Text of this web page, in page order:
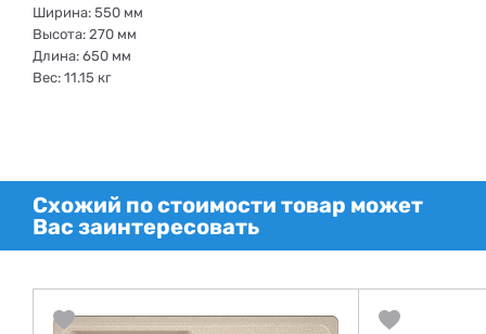
Ширина: 550 мм
Высота: 270 мм
Длина: 650 мм
Вес: 11.15 кг
Схожий по стоимости товар может
Вас заинтересовать